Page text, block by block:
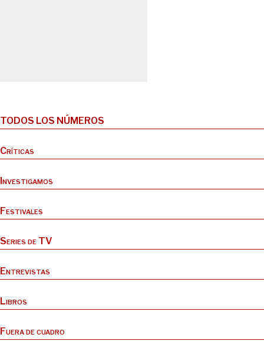
TODOS LOS NÚMEROS
Críticas
Investigamos
Festivales
Series de TV
Entrevistas
Libros
Fuera de cuadro